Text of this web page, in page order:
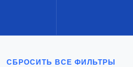
СБРОСИТЬ ВСЕ ФИЛЬТРЫ